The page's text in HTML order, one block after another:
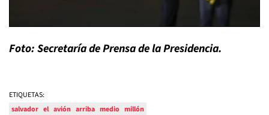
Foto: Secretaría de Prensa de la Presidencia.
ETIQUETAS:
salvador el avión arriba medio millón